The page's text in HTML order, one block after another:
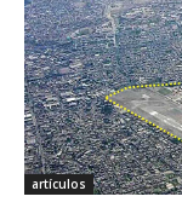
artículos